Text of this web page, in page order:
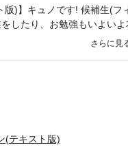
版)】キュノです! 候補生(
したり、お勉強もいよい
! でも、そんなあたし達
(テキスト版)